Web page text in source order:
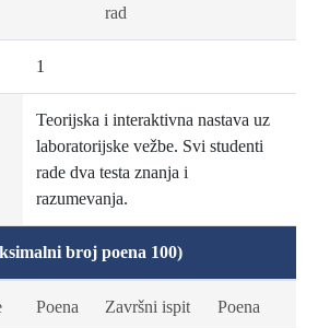
rad
1
Teorijska i interaktivna nastava uz
laboratorijske vežbe. Svi studenti
rade dva testa znanja i
razumevanja.
broj poena 100)
Poena Završni ispit Poena